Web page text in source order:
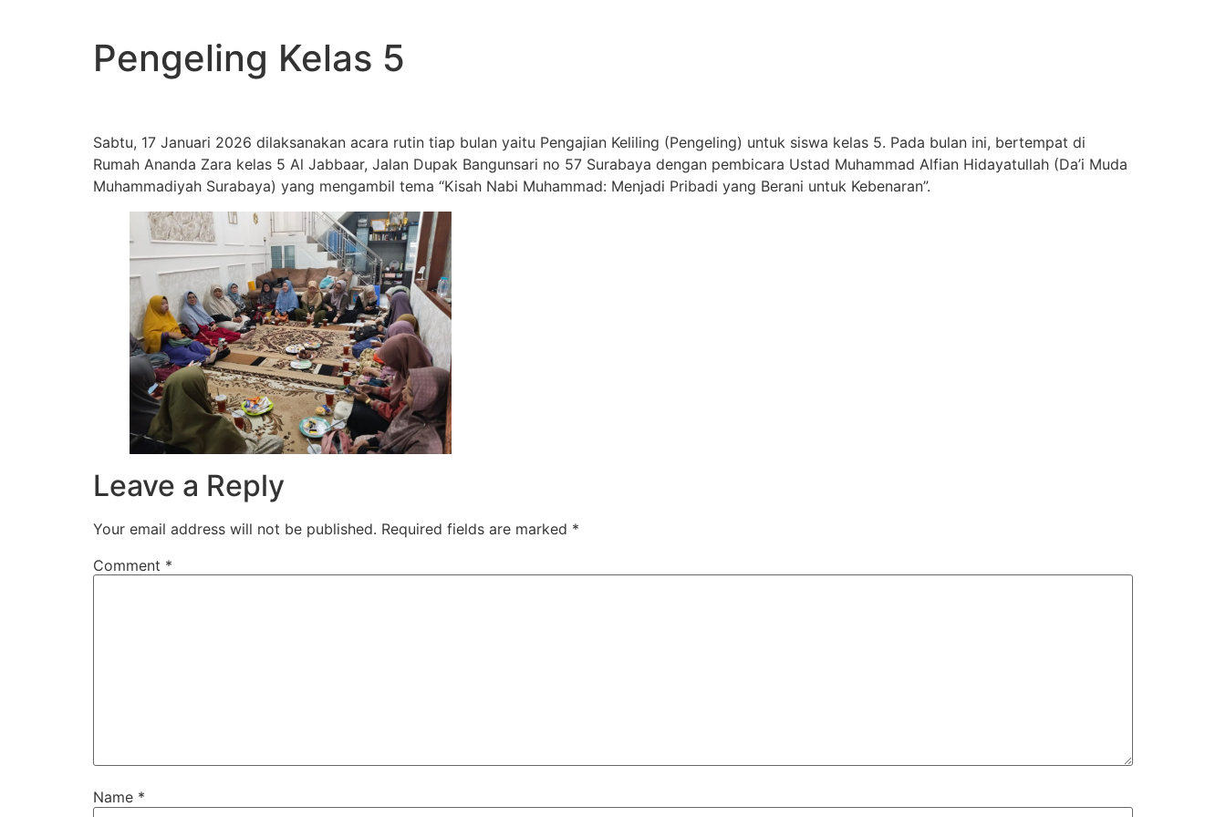
Pengeling Kelas 5
Sabtu, 17 Januari 2026 dilaksanakan acara rutin tiap bulan yaitu Pengajian Keliling (Pengeling) untuk siswa kelas 5. Pada bulan ini, bertempat di
Rumah Ananda Zara kelas 5 Al Jabbaar, Jalan Dupak Bangunsari no 57 Surabaya dengan pembicara Ustad Muhammad Alfian Hidayatullah (Da’i Muda
Muhammadiyah Surabaya) yang mengambil tema “Kisah Nabi Muhammad: Menjadi Pribadi yang Berani untuk Kebenaran”.
Leave a Reply
Your email address will not be published. Required fields are marked *
Comment *
Name *